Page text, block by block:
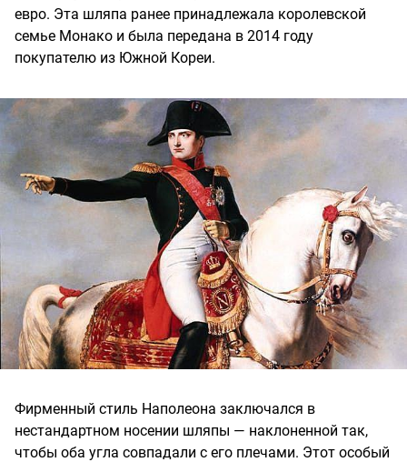
евро. Эта шляпа ранее принадлежала королевской
семье Монако и была передана в 2014 году
покупателю из Южной Кореи.
Фирменный стиль Наполеона заключался в
нестандартном носении шляпы — наклоненной так,
чтобы оба угла совпадали с его плечами. Этот особый